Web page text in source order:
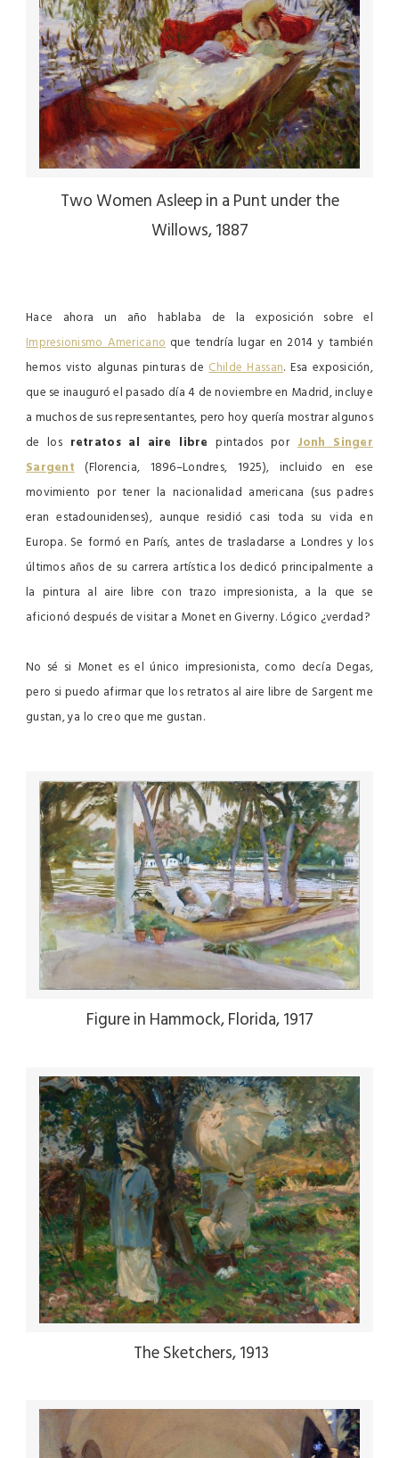
Two Women Asleep in a Punt under the
Willows, 1887
Hace ahora un año hablaba de la exposición sobre el
Impresionismo Americano que tendría lugar en 2014 y también
hemos visto algunas pinturas deChilde Hassan. Esa exposición,
que se inauguró el pasado día 4 de noviembre en Madrid, incluye
a muchos de sus representantes, pero hoy quería mostrar algunos
de los retratos al aire libre pintados porJonh Singer
Sargent(Florencia, 1896–Londres, 1925), incluido en ese
movimiento por tener la nacionalidad americana (sus padres
eran estadounidenses), aunque residió casi toda su vida en
Europa. Se formó en París, antes de trasladarse a Londres y los
últimos años de su carrera artística los dedicó principalmente a
la pintura al aire libre con trazo impresionista, a la que se
aficionó después de visitar a Monet en Giverny. Lógico ¿verdad?
No sé si Monet es el único impresionista, como decía Degas,
pero si puedo afirmar que los retratos al aire libre de Sargent me
gustan, ya lo creo que me gustan.
Figure in Hammock, Florida, 1917
The Sketchers, 1913